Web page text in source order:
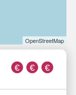
OpenStreetMap